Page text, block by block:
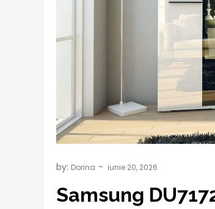
by: Dorina
Samsung